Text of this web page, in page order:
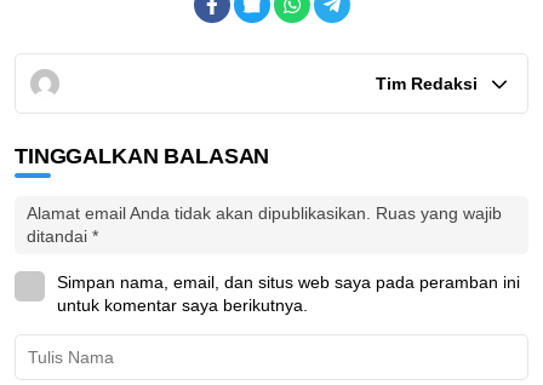
Tim Redaksi
TINGGALKAN BALASAN
Alamat email Anda tidak akan dipublikasikan. Ruas yang wajib
ditandai *
Simpan nama, email, dan situs web saya pada peramban ini
untuk komentar saya berikutnya.